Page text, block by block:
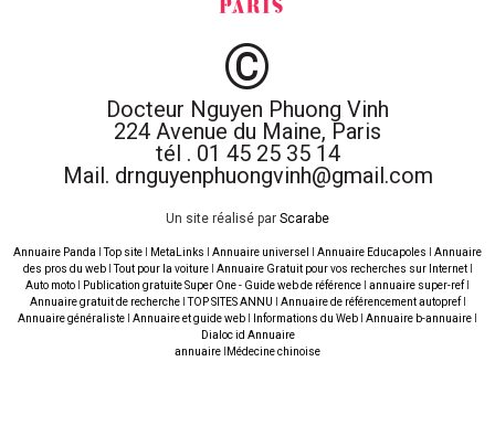
©
Docteur Nguyen Phuong Vinh
224 Avenue du Maine, Paris
tél . 01 45 25 35 14
Mail. drnguyenphuongvinh@gmail.com
Un site réalisé par Scarabe
Annuaire Panda ITop site MetaLinks Annuaire universel Annuaire Educapoles
Annuaire
des pros du webITout pour la voitureI Annuaire Gratuit pour vos recherches sur InternetI
Auto moto
Publication gratuite Super One - Guide web de référence annuaire super-ref
Annuaire gratuit de rechercheITOP SITES ANNU Annuaire de référencement autoprefI
Annuaire généraliste
Annuaire et guide web Informations du Web Annuaire b-annuaire
Dialoc id Annuaire
annuaire
Médecine chinoise